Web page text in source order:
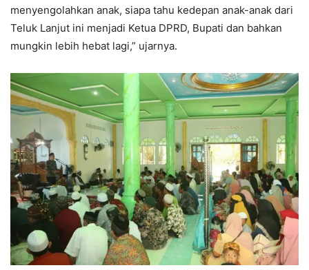
menyengolahkan anak, siapa tahu kedepan anak-anak dari
Teluk Lanjut ini menjadi Ketua DPRD, Bupati dan bahkan
mungkin lebih hebat lagi,” ujarnya.